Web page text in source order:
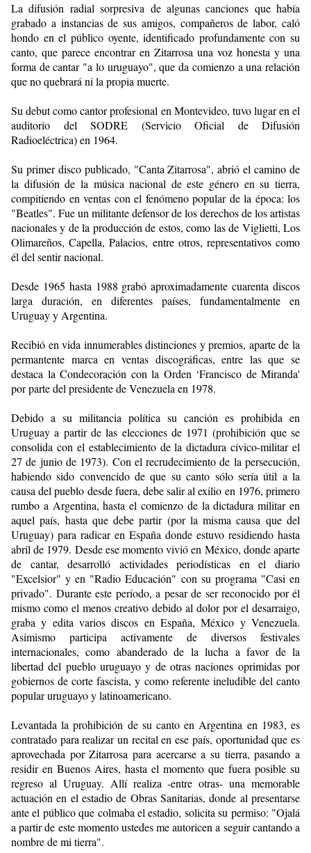
La difusión radial sorpresiva de algunas canciones que había
grabado a instancias de sus amigos, compañeros de labor, caló
hondo en el público oyente, identificado profundamente con su
canto, que parece encontrar en Zitarrosa una voz honesta y una
forma de cantar "a lo uruguayo", que da comienzo a una relación
que no quebrará ni la propia muerte.
Su debut como cantor profesional en Montevideo, tuvo lugar en el
auditorio del SODRE (Servicio Oficial de Difusión
Radioeléctrica) en 1964.
Su primer disco publicado, "Canta Zitarrosa", abrió el camino de
la difusión de la música nacional de este género en su tierra,
compitiendo en ventas con el fenómeno popular de la época: los
"Beatles". Fue un militante defensor de los derechos de los artistas
nacionales y de la producción de estos, como las de Viglietti, Los
Olimareños, Capella, Palacios, entre otros, representativos como
él del sentir nacional.
Desde 1965 hasta 1988 grabó aproximadamente cuarenta discos
larga duración, en diferentes países, fundamentalmente en
Uruguay y Argentina.
Recibió en vida innumerables distinciones y premios, aparte de la
permantente marca en ventas discográficas, entre las que se
destaca la Condecoración con la Orden ‘Francisco de Miranda'
por parte del presidente de Venezuela en 1978.
Debido a su militancia política su canción es prohibida en
Uruguay a partir de las elecciones de 1971 (prohibición que se
consolida con el establecimiento de la dictadura cívico-militar el
27 de junio de 1973). Con el recrudecimiento de la persecución,
habiendo sido convencido de que su canto sólo sería útil a la
causa del pueblo desde fuera, debe salir al exilio en 1976, primero
rumbo a Argentina, hasta el comienzo de la dictadura militar en
aquel país, hasta que debe partir (por la misma causa que del
Uruguay) para radicar en España donde estuvo residiendo hasta
abril de 1979. Desde ese momento vivió en México, donde aparte
de cantar, desarrolló actividades periodísticas en el diario
"Excelsior" y en "Radio Educación" con su programa "Casi en
privado". Durante este período, a pesar de ser reconocido por él
mismo como el menos creativo debido al dolor por el desarraigo,
graba y edita varios discos en España, México y Venezuela.
Asimismo participa activamente de diversos festivales
internacionales, como abanderado de la lucha a favor de la
libertad del pueblo uruguayo y de otras naciones oprimidas por
gobiernos de corte fascista, y como referente ineludible del canto
popular uruguayo y latinoamericano.
Levantada la prohibición de su canto en Argentina en 1983, es
contratado para realizar un recital en ese país, oportunidad que es
aprovechada por Zitarrosa para acercarse a su tierra, pasando a
residir en Buenos Aires, hasta el momento que fuera posible su
regreso al Uruguay. Allí realiza -entre otras- una memorable
actuación en el estadio de Obras Sanitarias, donde al presentarse
ante el público que colmaba el estadio, solicita su permiso: "Ojalá
a partir de este momento ustedes me autoricen a seguir cantando a
nombre de mi tierra".